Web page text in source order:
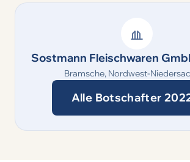
Sostmann Fleischwaren
Bramsche, Nordwest-
Alle Botschafter